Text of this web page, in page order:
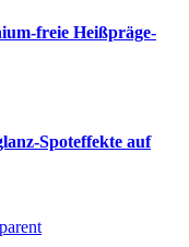
freie Heißpräge-
Spoteffekte auf